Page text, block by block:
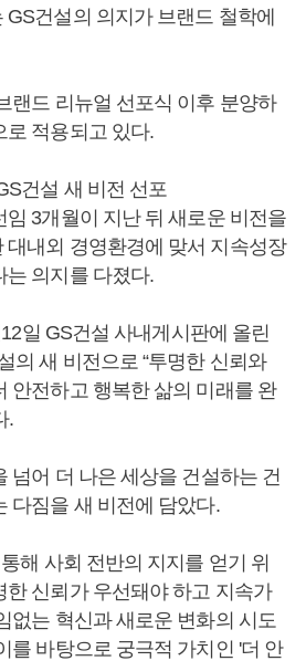
GS건설의 의지가 브랜드 철학에
랜드 리뉴얼 선포식 이후 분양하
로 적용되고 있다.
건설 새 비전 선포
임 3개월이 지난 뒤 새로운 비전을
대내외 경영환경에 맞서 지속성장
는 의지를 다졌다.
일 GS건설 사내게시판에 올린
의 새 비전으로 “투명한 신뢰와
안전하고 행복한 삶의 미래를 완
.
넘어 더 나은 세상을 건설하는 건
다짐을 새 비전에 담았다.
해 사회 전반의 지지를 얻기 위
신뢰가 우선돼야 하고 지속가
없는 혁신과 새로운 변화의 시도
를 바탕으로 궁극적 가치인 '더 안